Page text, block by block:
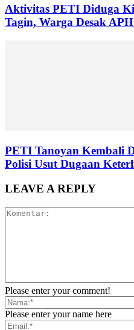
Aktivitas PETI Diduga
Tagin, Warga Desak
PETI Tanoyan Kembali
Polisi Usut Dugaan
LEAVE A REPLY
Please enter your comment!
Please enter your name here